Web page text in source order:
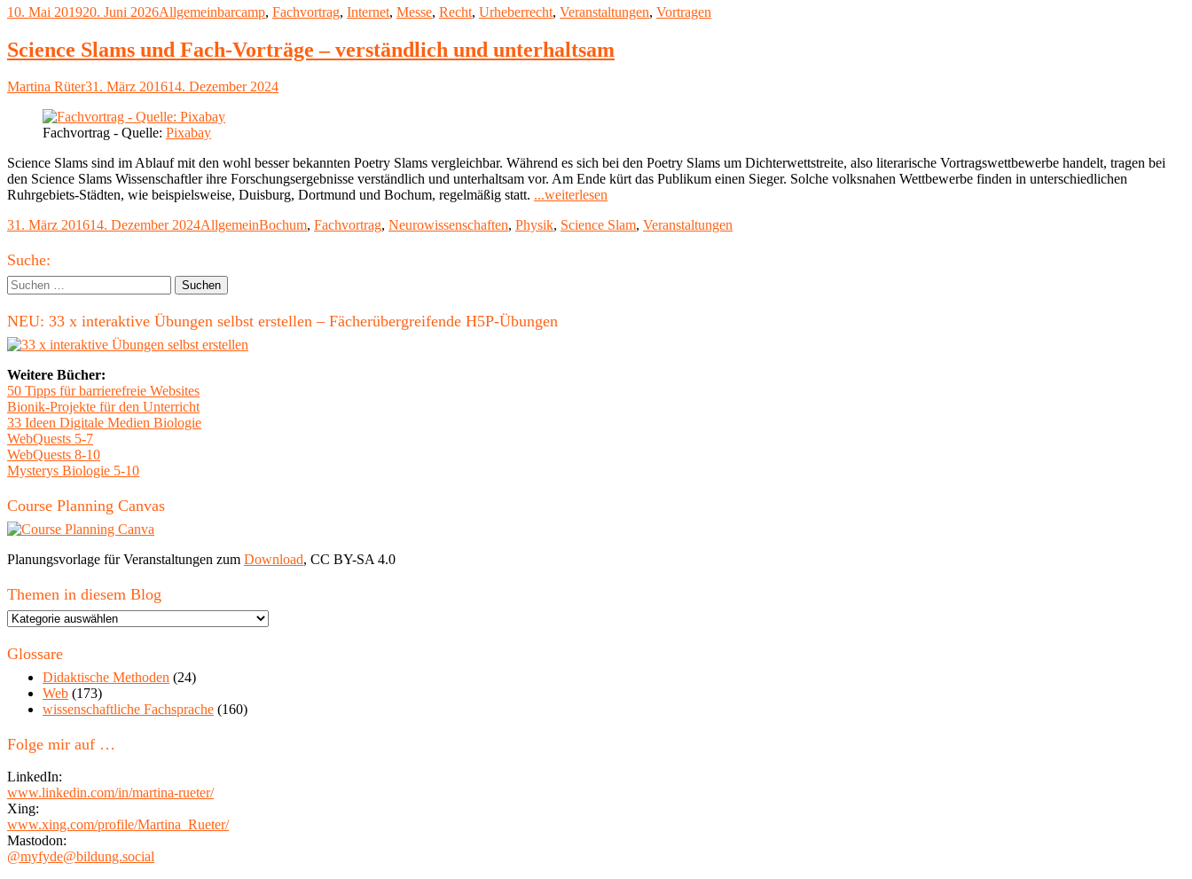
der
2019"
Veröffentlicht
10. Mai 201920. Juni 2026Kategorien
AllgemeinSchlagwörter
barcamp, Fachvortrag, Internet, Messe, Recht, Urheberrecht, Veranstaltungen, Vortragen
Science Slams und Fach-Vorträge – verständlich und unterhaltsam
Autor
Martina RüterVeröffentlicht
31. März 201614. Dezember 2024
Fachvortrag - Quelle: Pixabay
Science Slams sind im Ablauf mit den wohl besser bekannten Poetry Slams vergleichbar. Während es sich bei den Poetry Slams um Dichterwettstreite, also literarische Vortragswettbewerbe handelt, tragen bei
den Science Slams Wissenschaftler ihre Forschungsergebnisse verständlich und unterhaltsam vor. Am Ende kürt das Publikum einen Sieger. Solche volksnahen Wettbewerbe finden in unterschiedlichen
Ruhrgebiets-Städten, wie beispielsweise, Duisburg, Dortmund und Bochum, regelmäßig statt. ...weiterlesen
und
Veröffentlicht
31. März 201614. Dezember 2024Kategorien
AllgemeinSchlagwörter
Bochum, Fachvortrag, Neurowissenschaften, Physik, Science Slam, Veranstaltungen
Haupt-
Seitenleiste
Suche:
Suchen
nach:
NEU: 33 x interaktive Übungen selbst erstellen – Fächerübergreifende H5P-Übungen
Weitere Bücher:
50 Tipps für barrierefreie Websites
Bionik-Projekte für den Unterricht
33 Ideen Digitale Medien Biologie
WebQuests 5-7
WebQuests 8-10
Mysterys Biologie 5-10
Course Planning Canvas
Planungsvorlage für Veranstaltungen zum Download, CC BY-SA 4.0
Themen in diesem Blog
Themen
diesem
Glossare
Didaktische Methoden (24)
Web (173)
wissenschaftliche Fachsprache (160)
Folge mir auf …
LinkedIn:
www.linkedin.com/in/martina-rueter/
Xing:
www.xing.com/profile/Martina_Rueter/
Mastodon:
@myfyde@bildung.social